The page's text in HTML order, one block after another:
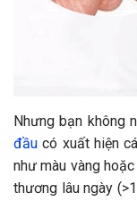
Nhưng bạn không
đầu có xuất hiện
như màu vàng
thương lâu ngày